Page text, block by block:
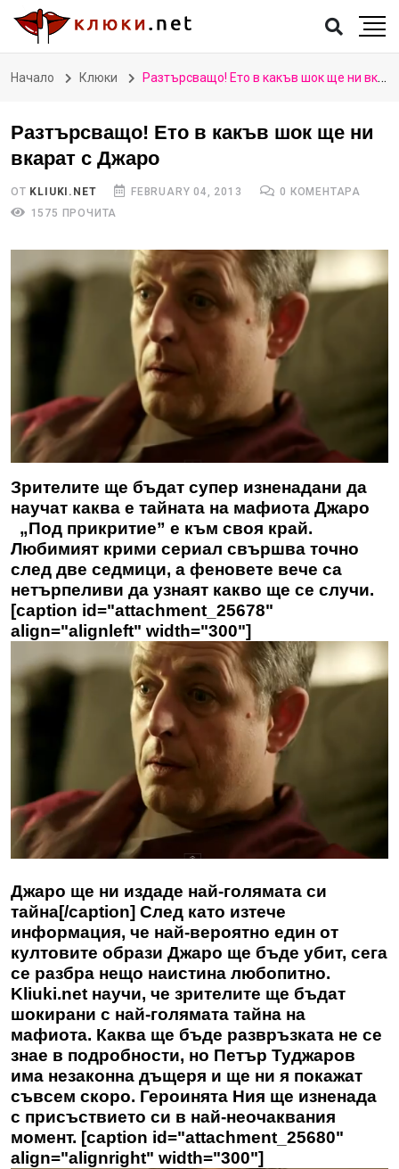
Начало Клюки Разтърсващо! Ето в какъв шок ще ни вкарат с Джаро
Разтърсващо! Ето в какъв шок ще ни
вкарат с Джаро
ОТ KLIUKI.NET FEBRUARY 04, 2013
0 КОМЕНТАРА
1575 ПРОЧИТА
Зрителите ще бъдат супер изненадани да
научат каква е тайната на мафиота Джаро
„Под прикритие” е към своя край.
Любимият крими сериал свършва точно
след две седмици, а феновете вече са
нетърпеливи да узнаят какво ще се случи.
[caption id="attachment_25678"
align="alignleft" width="300"]
Джаро ще ни издаде най-голямата си
тайна[/caption] След като изтече
информация, че най-вероятно един от
култовите образи Джаро ще бъде убит, сега
се разбра нещо наистина любопитно.
Kliuki.net научи, че зрителите ще бъдат
шокирани с най-голямата тайна на
мафиота. Каква ще бъде развръзката не се
знае в подробности, но Петър Туджаров
има незаконна дъщеря и ще ни я покажат
съвсем скоро. Героинята Ния ще изненада
с присъствието си в най-неочаквания
момент. [caption id="attachment_25680"
align="alignright" width="300"]